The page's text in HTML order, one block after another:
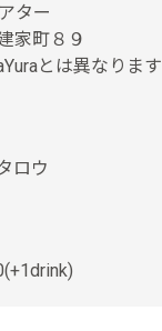
ター
家町８９
とは異なります
ロウ